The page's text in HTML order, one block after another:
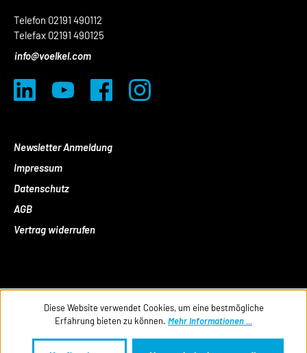
Telefon 02191 490112
Telefax 02191 490125
info@voelkel.com
Newsletter Anmeldung
Impressum
Datenschutz
AGB
Vertrag widerrufen
Diese Website verwendet Cookies, um eine bestmögliche
Erfahrung bieten zu können. Mehr Informationen ...